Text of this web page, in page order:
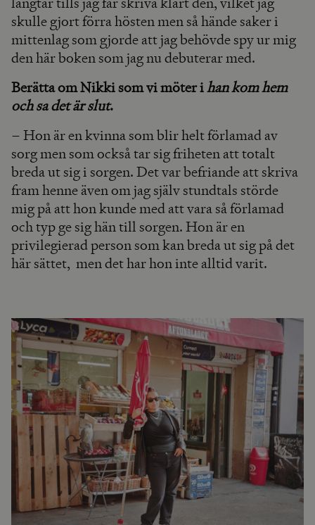
skulle gjort förra hösten men så hände saker i
mittenlag som gjorde att jag behövde spy ur mig
den här boken som jag nu debuterar med.
Berätta om Nikki som vi möter ihan kom hem
och sa det är slut.
– Hon är en kvinna som blir helt förlamad av
sorg men som också tar sig friheten att totalt
breda ut sig i sorgen. Det var befriande att skriva
fram henne även om jag själv stundtals störde
mig på att hon kunde med att vara så förlamad
och typ ge sig hän till sorgen. Hon är en
privilegierad person som kan breda ut sig på det
här sättet, men det har hon inte alltid varit.